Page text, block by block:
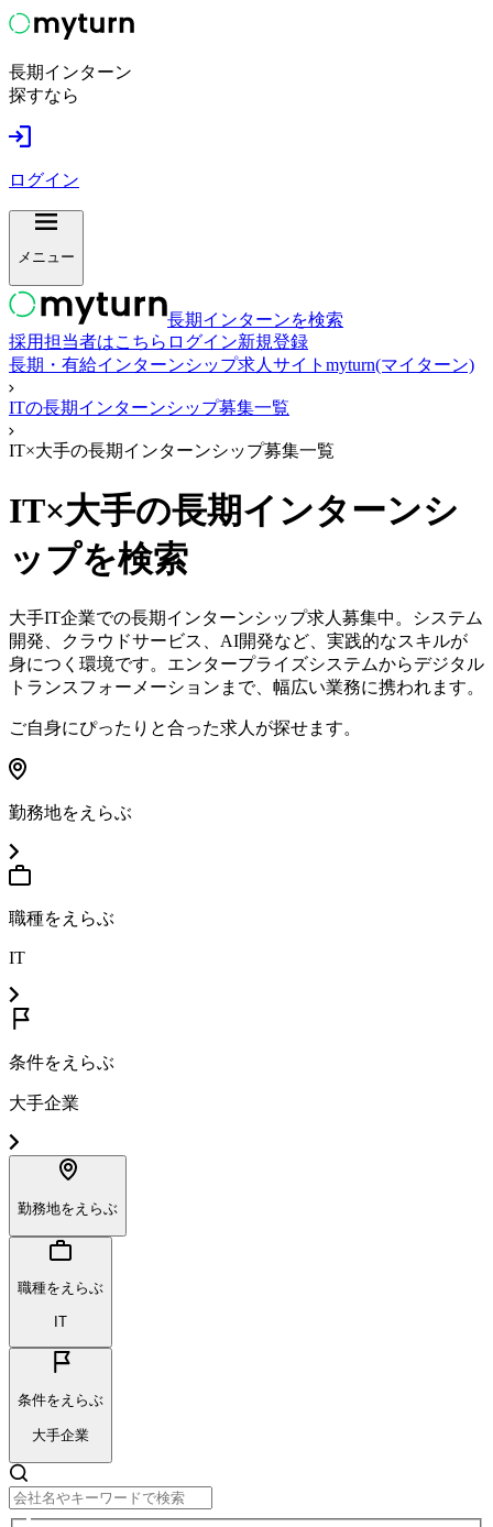
長期インターン
探すなら
ログイン
メニュー
長期インターンを検索
採用担当者はこちら ログイン新規登録
長期・有給インターンシップ求人サイトmyturn(マイターン)
ITの長期インターンシップ募集一覧
IT×大手の長期インターンシップ募集一覧
IT×大手の長期インターンシ
ップを検索
大手IT企業での長期インターンシップ求人募集中。システム
開発、クラウドサービス、AI開発など、実践的なスキルが
身につく環境です。エンタープライズシステムからデジタル
トランスフォーメーションまで、幅広い業務に携われます。
ご自身にぴったりと合った求人が探せます。
勤務地をえらぶ
職種をえらぶ
IT
条件をえらぶ
大手企業
勤務地をえらぶ
職種をえらぶ
IT
条件をえらぶ
大手企業